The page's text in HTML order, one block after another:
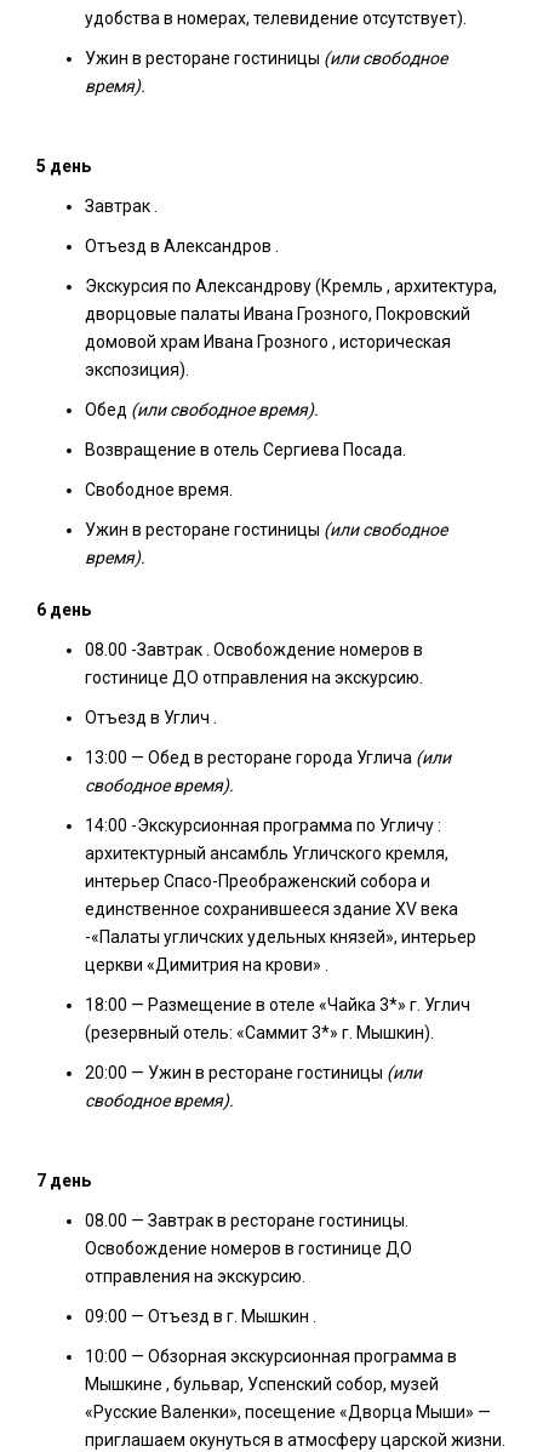
удобства в номерах, телевидение отсутствует).
Ужин в ресторане гостиницы (или свободное
время).
5 день
Завтрак .
Отъезд в Александров .
Экскурсия по Александрову (Кремль , архитектура,
дворцовые палаты Ивана Грозного, Покровский
домовой храм Ивана Грозного , историческая
экспозиция).
Обед (или свободное время).
Возвращение в отель Сергиева Посада.
Свободное время.
Ужин в ресторане гостиницы (или свободное
время).
6 день
08.00 -Завтрак . Освобождение номеров в
гостинице ДО отправления на экскурсию.
Отъезд в Углич .
13:00 — Обед в ресторане города Углича (или
свободное время).
14:00 -Экскурсионная программа по Угличу :
архитектурный ансамбль Угличского кремля,
интерьер Спасо-Преображенский собора и
единственное сохранившееся здание XV века
-«Палаты угличских удельных князей», интерьер
церкви «Димитрия на крови» .
18:00 — Размещение в отеле «Чайка 3*» г. Углич
(резервный отель: «Саммит 3*» г. Мышкин).
20:00 — Ужин в ресторане гостиницы (или
свободное время).
7 день
08.00 — Завтрак в ресторане гостиницы.
Освобождение номеров в гостинице ДО
отправления на экскурсию.
09:00 — Отъезд в г. Мышкин .
10:00 — Обзорная экскурсионная программа в
Мышкине , бульвар, Успенский собор, музей
«Русские Валенки», посещение «Дворца Мыши» —
приглашаем окунуться в атмосферу царской жизни.